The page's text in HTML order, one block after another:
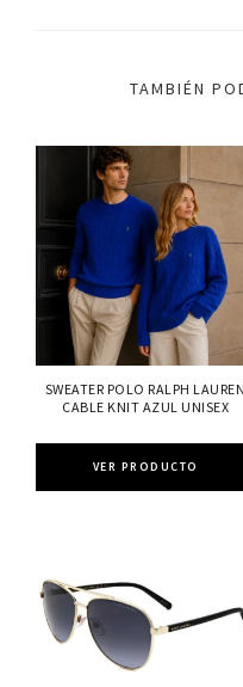
TAMBIÉN
SWEATER POLO RALPH LAUREN
CABLE KNIT AZUL UNISEX
VER PRODUCTO